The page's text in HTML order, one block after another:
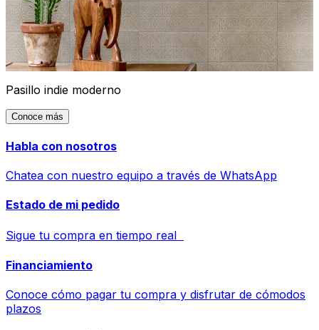
Pasillo indie moderno
Conoce más
Habla con nosotros
Chatea con nuestro equipo a través de WhatsApp
Estado de mi pedido
Sigue tu compra en tiempo real
Financiamiento
Conoce cómo pagar tu compra y disfrutar de cómodos
plazos